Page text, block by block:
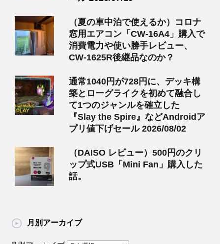
（夏の車中泊で使えるか）コロナ
窓用エアコン「CW-16A4」購入で
消費電力や使い勝手レビュー、
CW-1625R後継品なのか？
通常1040円が728円に、デッキ構
築とローグライクを初めて融合し
て1つのジャンルを確立した
『Slay the Spire』などAndroidア
プリ値下げセール 2026/08/02
（DAISO レビュー）500円のクリ
ップ式USB「Mini Fan」購入した
話。
月別アーカイブ